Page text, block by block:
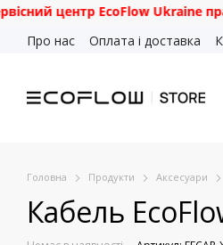
Перейти до основного контенту
центр EcoFlow Ukraine
Про нас
Оплата і доставка
Головна Продукти Аксесуари
Кабель